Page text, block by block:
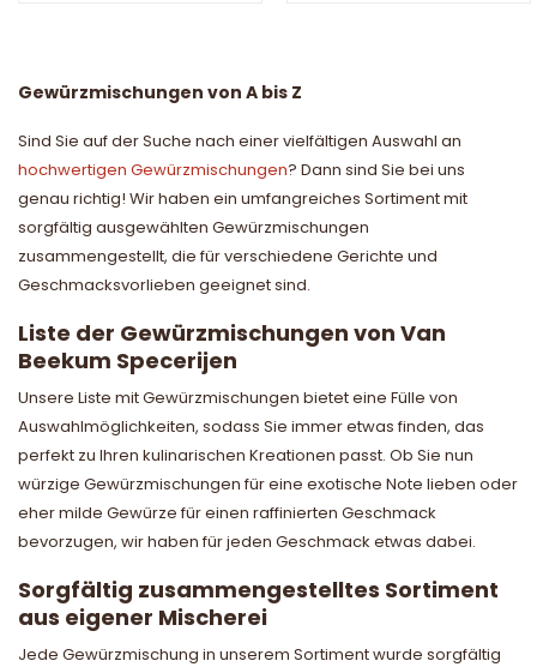
Gewürzmischungen von A bis Z
Sind Sie auf der Suche nach einer vielfältigen Auswahl an
hochwertigen Gewürzmischungen? Dann sind Sie bei uns
genau richtig! Wir haben ein umfangreiches Sortiment mit
sorgfältig ausgewählten Gewürzmischungen
zusammengestellt, die für verschiedene Gerichte und
Geschmacksvorlieben geeignet sind.
Liste der Gewürzmischungen von Van
Beekum Specerijen
Unsere Liste mit Gewürzmischungen bietet eine Fülle von
Auswahlmöglichkeiten, sodass Sie immer etwas finden, das
perfekt zu Ihren kulinarischen Kreationen passt. Ob Sie nun
würzige Gewürzmischungen für eine exotische Note lieben oder
eher milde Gewürze für einen raffinierten Geschmack
bevorzugen, wir haben für jeden Geschmack etwas dabei.
Sorgfältig zusammengestelltes Sortiment
aus eigener Mischerei
Jede Gewürzmischung in unserem Sortiment wurde sorgfältig